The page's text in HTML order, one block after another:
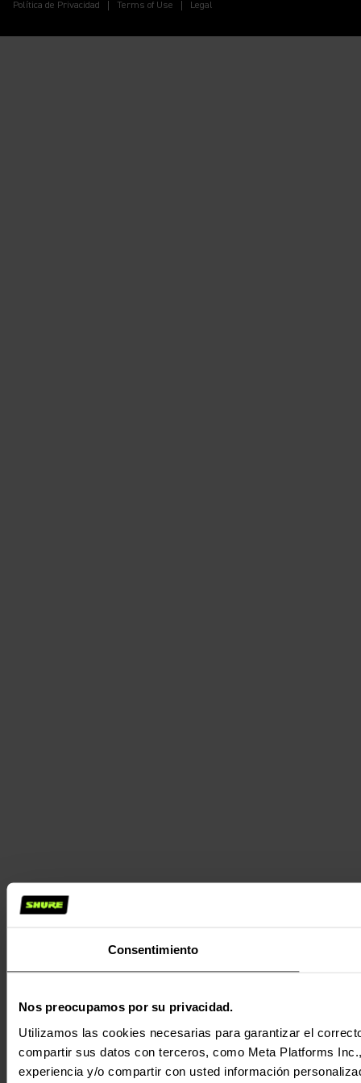
Consentimiento
Nos preocupamos por su privacidad.
Utilizamos las cookies necesarias para garantizar el
compartir sus datos con terceros, como Meta Platforms
experiencia y/o compartir con usted información
Política de Privacidad
Terms of Use Legal